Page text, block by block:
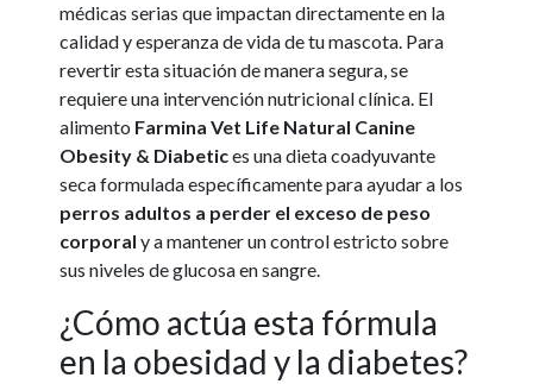
médicas serias que impactan directamente en la
calidad y esperanza de vida de tu mascota. Para
revertir esta situación de manera segura, se
requiere una intervención nutricional clínica. El
alimento Farmina Vet Life Natural Canine
Obesity & Diabetices una dieta coadyuvante
seca formulada específicamente para ayudar a los
perros adultos a perder el exceso de peso
corporal y a mantener un control estricto sobre
sus niveles de glucosa en sangre.
¿Cómo actúa esta fórmula
en la obesidad y la diabetes?